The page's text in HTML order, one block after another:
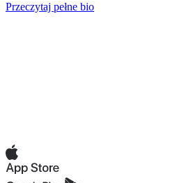
Przeczytaj pełne bio